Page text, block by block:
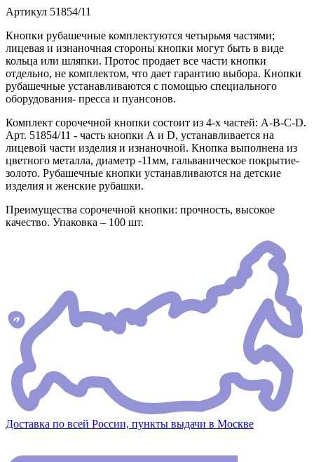
Артикул 51854/11
Кнопки рубашечные комплектуются четырьмя частями;
лицевая и изнаночная стороны кнопки могут быть в виде
кольца или шляпки. Протос продает все части кнопки
отдельно, не комплектом, что дает гарантию выбора. Кнопки
рубашечные устанавливаются с помощью специального
оборудования- пресса и пуансонов.
Комплект сорочечной кнопки состоит из 4-х частей: А-В-С-D.
Арт. 51854/11 - часть кнопки А и D, устанавливается на
лицевой части изделия и изнаночной. Кнопка выполнена из
цветного металла, диаметр -11мм, гальваническое покрытие-
золото. Рубашечные кнопки устанавливаются на детские
изделия и женские рубашки.
Преимущества сорочечной кнопки: прочность, высокое
качество. Упаковка – 100 шт.
Доставка по всей России, пункты выдачи в Москве